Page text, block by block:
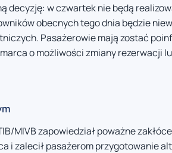
decyzję: w czwartek nie będą
obecnych tego dnia będzie
Pasażerowie mają zostać
o możliwości zmiany rezerwacji
MIVB zapowiedział poważne
i zalecił pasażerom przygotowanie